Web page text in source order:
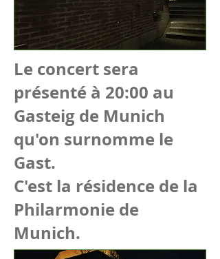
Le concert sera
présenté à 20:00 au
Gasteig de Munich
qu'on surnomme le
Gast.
C'est la résidence de la
Philarmonie de
Munich.